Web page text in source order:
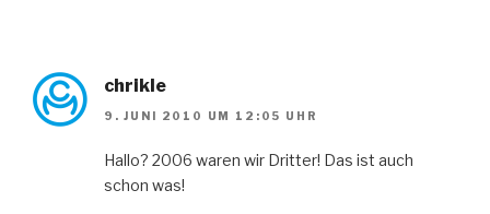
chrikle
9. JUNI 2010 UM 12:05 UHR
Hallo? 2006 waren wir Dritter! Das ist auch
schon was!